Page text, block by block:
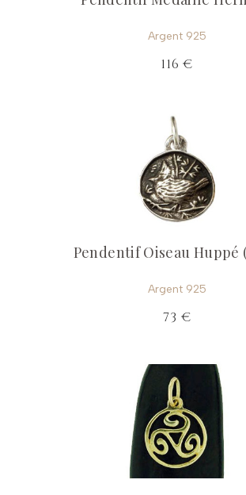
Argent 925
116 €
Pendentif Oiseau Huppé
Argent 925
73 €